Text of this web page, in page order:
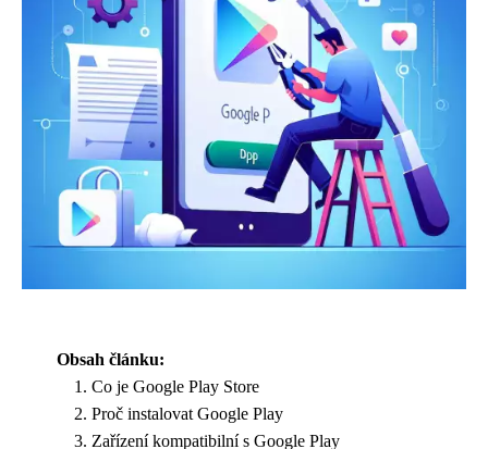
Obsah článku:
Co je Google Play Store
Proč instalovat Google Play
Zařízení kompatibilní s Google Play